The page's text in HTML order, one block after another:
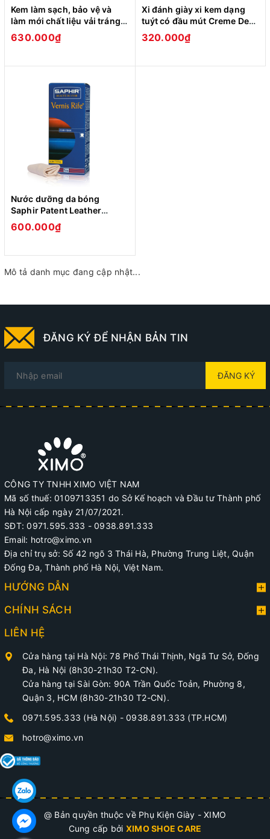
Kem làm sạch, bảo vệ và
làm mới chất liệu vải tráng
phủ coated fabric MDO
100ml (XDG33)
630.000₫
Xi đánh giày xi kem dạng
tuýt có đầu mút Creme De
Luxe 75ml (XDG28)
320.000₫
Nước dưỡng da bóng
Saphir Patent Leather
Vernis Rife (XDG57)
600.000₫
Mô tả danh mục đang cập nhật...
ĐĂNG KÝ ĐỂ NHẬN BẢN TIN
ĐĂNG KÝ
CÔNG TY TNHH XIMO VIỆT NAM
Mã số thuế: 0109713351 do Sở Kế hoạch và Đầu tư Thành phố
Hà Nội cấp ngày 21/07/2021.
SĐT: 0971.595.333 - 0938.891.333
Email: hotro@ximo.vn
Địa chỉ trụ sở: Số 42 ngõ 3 Thái Hà, Phường Trung Liệt, Quận
Đống Đa, Thành phố Hà Nội, Việt Nam.
HƯỚNG DẪN
CHÍNH SÁCH
LIÊN HỆ
Cửa hàng tại Hà Nội: 78 Phố Thái Thịnh, Ngã Tư Sở, Đống
Đa, Hà Nội (8h30-21h30 T2-CN).
Cửa hàng tại Sài Gòn: 90A Trần Quốc Toản, Phường 8,
Quận 3, HCM (8h30-21h30 T2-CN).
0971.595.333 (Hà Nội) - 0938.891.333 (TP.HCM)
hotro@ximo.vn
@ Bản quyền thuộc về Phụ Kiện Giày - XIMO
Cung cấp bởi XIMO SHOE CARE